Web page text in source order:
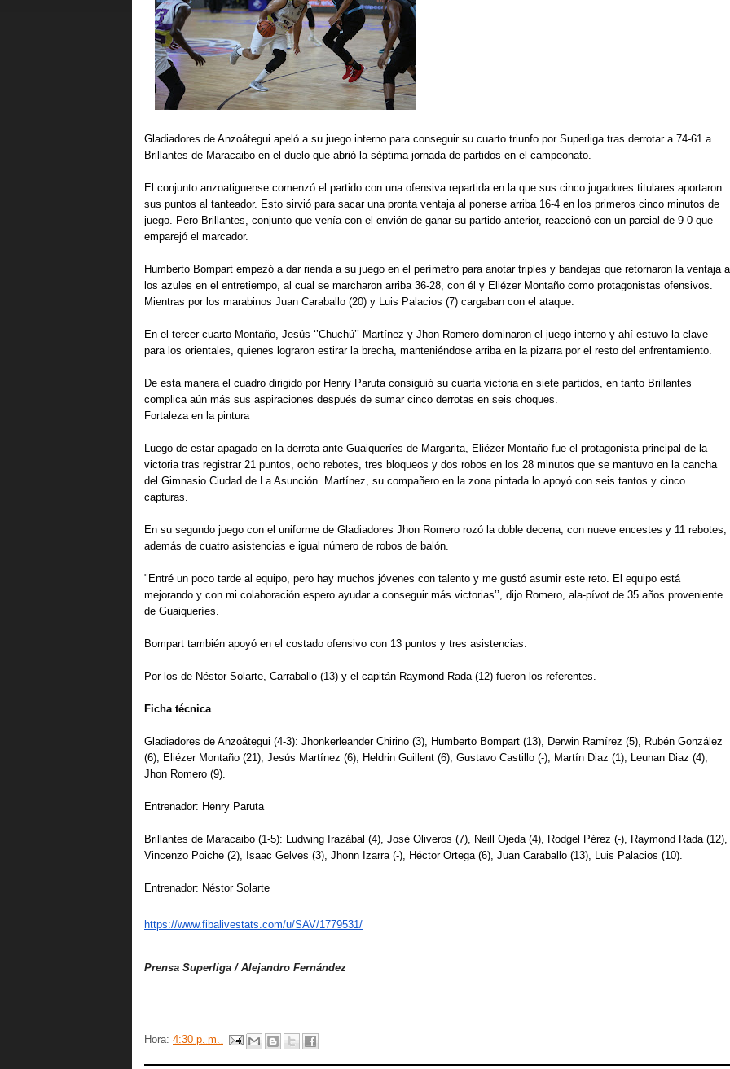
Gladiadores de Anzoátegui apeló a su juego interno para conseguir su cuarto triunfo por Superliga tras derrotar a 74-61 a
Brillantes de Maracaibo en el duelo que abrió la séptima jornada de partidos en el campeonato.
El conjunto anzoatiguense comenzó el partido con una ofensiva repartida en la que sus cinco jugadores titulares aportaron
sus puntos al tanteador. Esto sirvió para sacar una pronta ventaja al ponerse arriba 16-4 en los primeros cinco minutos de
juego. Pero Brillantes, conjunto que venía con el envión de ganar su partido anterior, reaccionó con un parcial de 9-0 que
emparejó el marcador.
Humberto Bompart empezó a dar rienda a su juego en el perímetro para anotar triples y bandejas que retornaron la ventaja a
los azules en el entretiempo, al cual se marcharon arriba 36-28, con él y Eliézer Montaño como protagonistas ofensivos.
Mientras por los marabinos Juan Caraballo (20) y Luis Palacios (7) cargaban con el ataque.
En el tercer cuarto Montaño, Jesús ‘’Chuchú’’ Martínez y Jhon Romero dominaron el juego interno y ahí estuvo la clave
para los orientales, quienes lograron estirar la brecha, manteniéndose arriba en la pizarra por el resto del enfrentamiento.
De esta manera el cuadro dirigido por Henry Paruta consiguió su cuarta victoria en siete partidos, en tanto Brillantes
complica aún más sus aspiraciones después de sumar cinco derrotas en seis choques.
Fortaleza en la pintura
Luego de estar apagado en la derrota ante Guaiqueríes de Margarita, Eliézer Montaño fue el protagonista principal de la
victoria tras registrar 21 puntos, ocho rebotes, tres bloqueos y dos robos en los 28 minutos que se mantuvo en la cancha
del Gimnasio Ciudad de La Asunción. Martínez, su compañero en la zona pintada lo apoyó con seis tantos y cinco
capturas.
En su segundo juego con el uniforme de Gladiadores Jhon Romero rozó la doble decena, con nueve encestes y 11 rebotes,
además de cuatro asistencias e igual número de robos de balón.
" Entré un poco tarde al equipo, pero hay muchos jóvenes con talento y me gustó asumir este reto. El equipo está
mejorando y con mi colaboración espero ayudar a conseguir más victorias’’, dijo Romero, ala-pívot de 35 años proveniente
de Guaiqueríes.
Bompart también apoyó en el costado ofensivo con 13 puntos y tres asistencias.
Por los de Néstor Solarte, Carraballo (13) y el capitán Raymond Rada (12) fueron los referentes.
Ficha técnica
Gladiadores de Anzoátegui (4-3): Jhonkerleander Chirino (3), Humberto Bompart (13), Derwin Ramírez (5), Rubén González
(6), Eliézer Montaño (21), Jesús Martínez (6), Heldrin Guillent (6), Gustavo Castillo (-), Martín Diaz (1), Leunan Diaz (4),
Jhon Romero (9).
Entrenador: Henry Paruta
Brillantes de Maracaibo (1-5): Ludwing Irazábal (4), José Oliveros (7), Neill Ojeda (4), Rodgel Pérez (-), Raymond Rada (12),
Vincenzo Poiche (2), Isaac Gelves (3), Jhonn Izarra (-), Héctor Ortega (6), Juan Caraballo (13), Luis Palacios (10).
Entrenador: Néstor Solarte
https://www.fibalivestats.com/u/SAV/1779531/
Prensa Superliga / Alejandro Fernández
Hora: 4:30 p. m.